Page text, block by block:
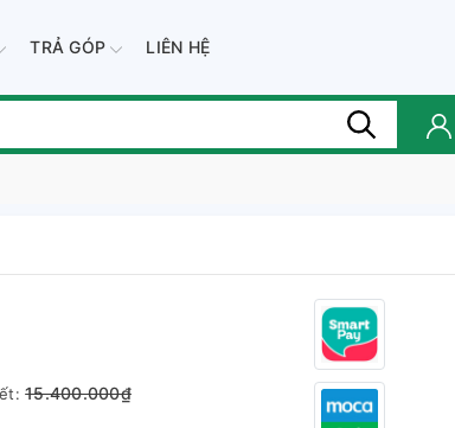
TRẢ GÓP LIÊN HỆ
15.400.000₫